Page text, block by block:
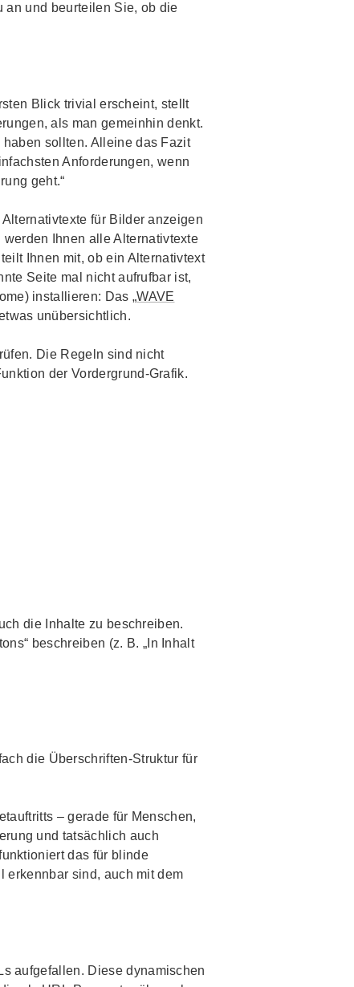
an und beurteilen Sie, ob die
Blick trivial erscheint, stellt
als man gemeinhin denkt.
sollten. Alleine das Fazit
Anforderungen, wenn
geht.“
für Bilder anzeigen
Ihnen alle Alternativtexte
Ihnen mit, ob ein Alternativtext
Seite mal nicht aufrufbar ist,
installieren: Das „WAVE
unübersichtlich.
Die Regeln sind nicht
der Vordergrund-Grafik.
die Inhalte zu beschreiben.
“ beschreiben (z. B. „In Inhalt
die Überschriften-Struktur für
– gerade für Menschen,
und tatsächlich auch
das für blinde
erkennbar sind, auch mit dem
aufgefallen. Diese dynamischen